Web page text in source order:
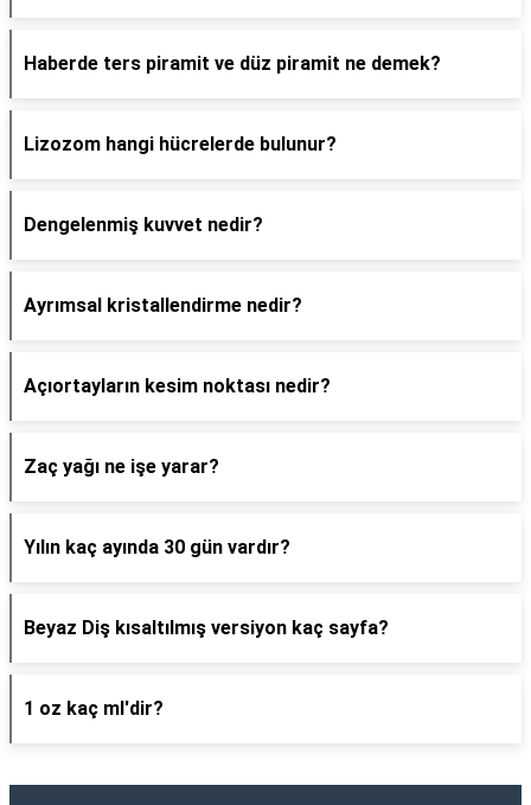
Haberde ters piramit ve düz piramit ne demek?
Lizozom hangi hücrelerde bulunur?
Dengelenmiş kuvvet nedir?
Ayrımsal kristallendirme nedir?
Açıortayların kesim noktası nedir?
Zaç yağı ne işe yarar?
Yılın kaç ayında 30 gün vardır?
Beyaz Diş kısaltılmış versiyon kaç sayfa?
1 oz kaç ml'dir?